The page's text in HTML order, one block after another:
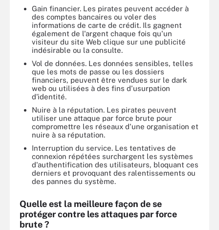
Gain financier. Les pirates peuvent accéder à
des comptes bancaires ou voler des
informations de carte de crédit. Ils gagnent
également de l'argent chaque fois qu'un
visiteur du site Web clique sur une publicité
indésirable ou la consulte.
Vol de données. Les données sensibles, telles
que les mots de passe ou les dossiers
financiers, peuvent être vendues sur le dark
web ou utilisées à des fins d'usurpation
d'identité.
Nuire à la réputation. Les pirates peuvent
utiliser une attaque par force brute pour
compromettre les réseaux d'une organisation et
nuire à sa réputation.
Interruption du service. Les tentatives de
connexion répétées surchargent les systèmes
d'authentification des utilisateurs, bloquant ces
derniers et provoquant des ralentissements ou
des pannes du système.
Quelle est la meilleure façon de se
protéger contre les attaques par force
brute ?